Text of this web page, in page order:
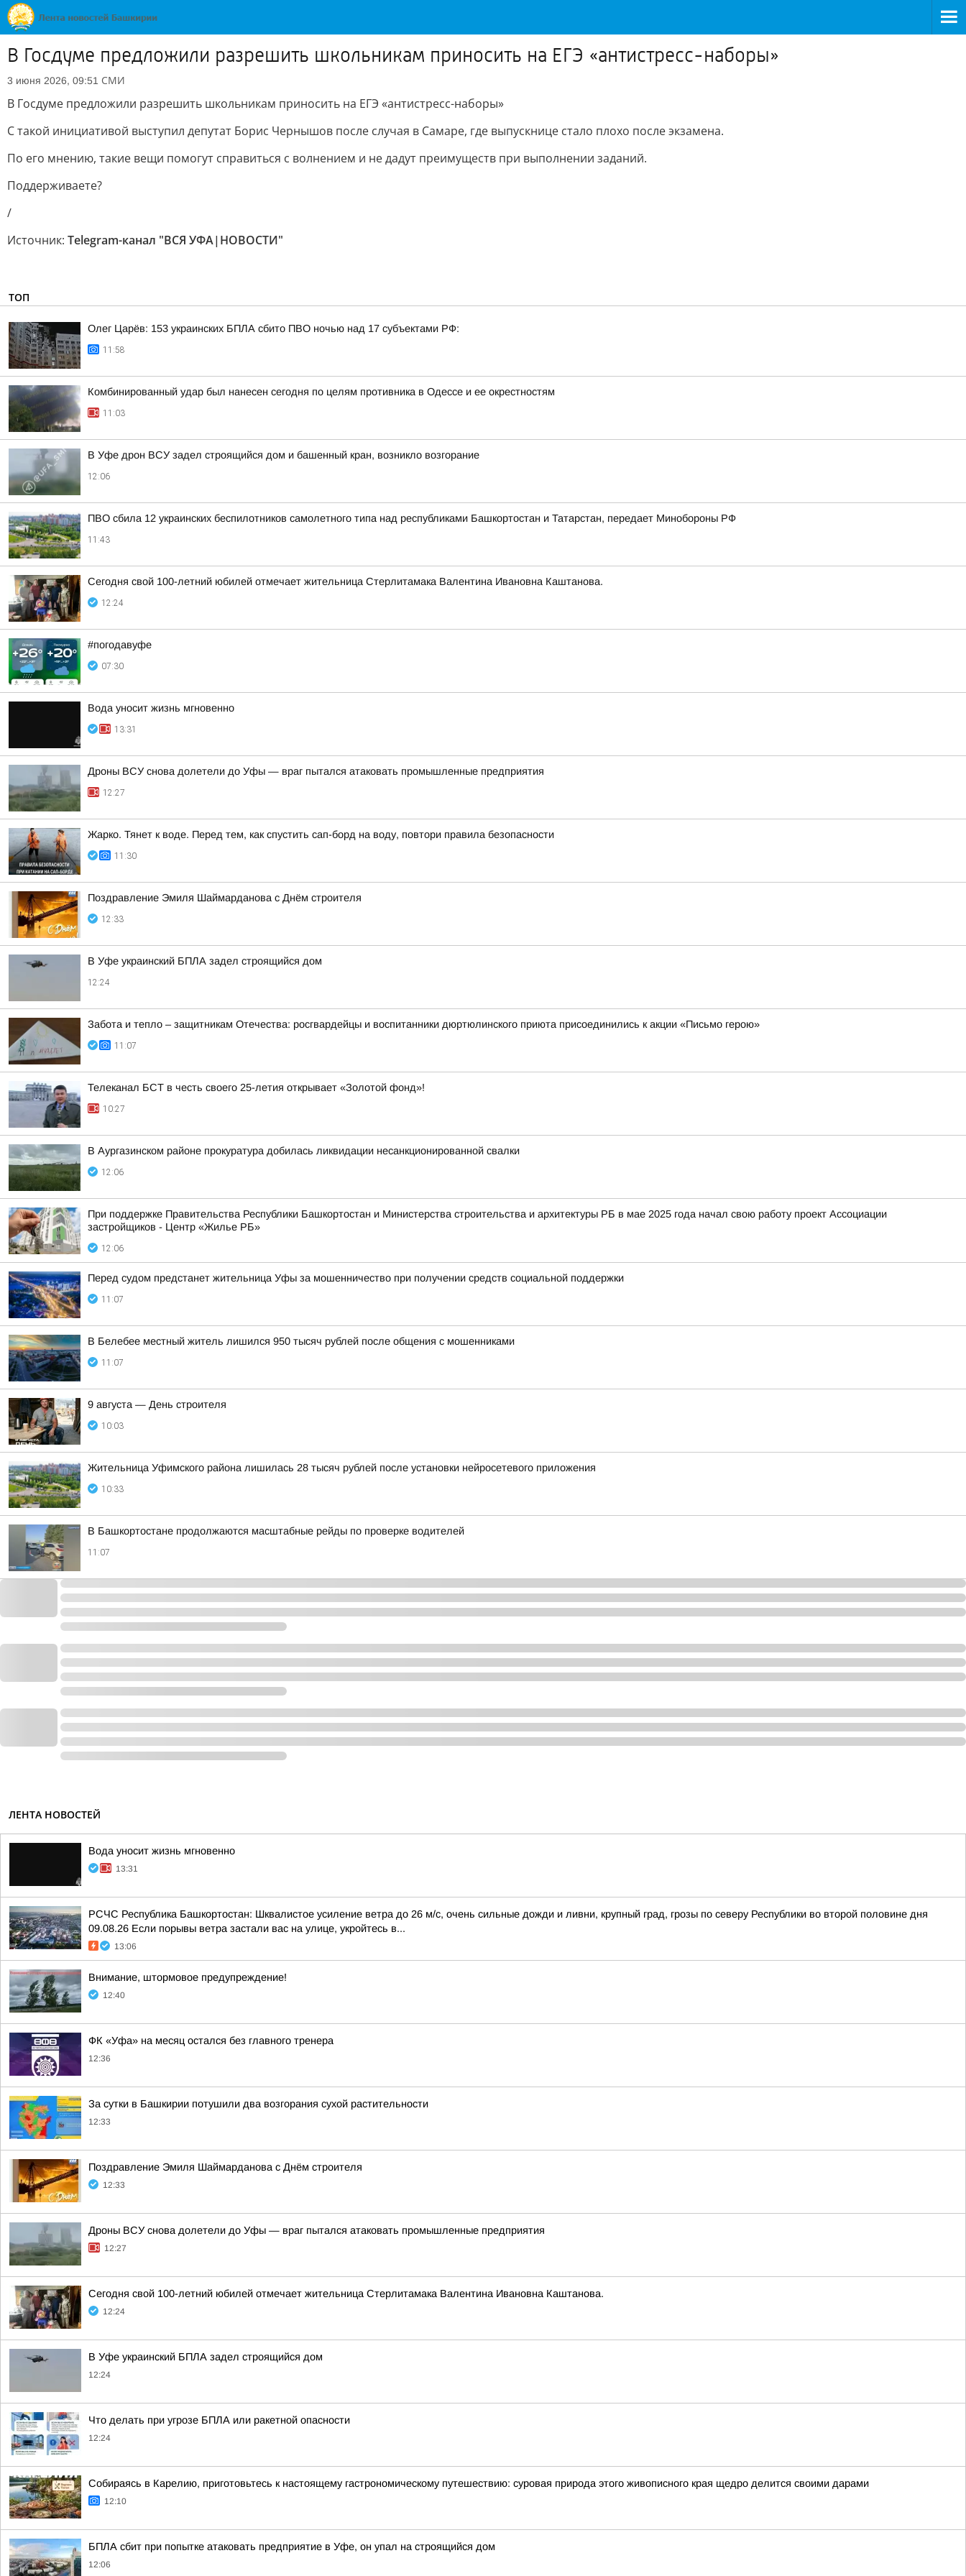
В Госдуме предложили разрешить школьникам приносить на ЕГЭ «антистресс-наборы»
3 июня 2026, 09:51 СМИ
В Госдуме предложили разрешить школьникам приносить на ЕГЭ «антистресс-наборы»
С такой инициативой выступил депутат Борис Чернышов после случая в Самаре, где выпускнице стало плохо после экзамена.
По его мнению, такие вещи помогут справиться с волнением и не дадут преимуществ при выполнении заданий.
Поддерживаете?
/
Источник: Telegram-канал "ВСЯ УФА|НОВОСТИ"
ТОП
Олег Царёв: 153 украинских БПЛА сбито ПВО ночью над 17 субъектами РФ:
11:58
Комбинированный удар был нанесен сегодня по целям противника в Одессе и ее окрестностям
11:03
В Уфе дрон ВСУ задел строящийся дом и башенный кран, возникло возгорание
12:06
ПВО сбила 12 украинских беспилотников самолетного типа над республиками Башкортостан и Татарстан, передает Минобороны РФ
11:43
Сегодня свой 100-летний юбилей отмечает жительница Стерлитамака Валентина Ивановна Каштанова.
12:24
#погодавуфе
07:30
Вода уносит жизнь мгновенно
13:31
Дроны ВСУ снова долетели до Уфы — враг пытался атаковать промышленные предприятия
12:27
Жарко. Тянет к воде. Перед тем, как спустить сап-борд на воду, повтори правила безопасности
11:30
Поздравление Эмиля Шаймарданова с Днём строителя
12:33
В Уфе украинский БПЛА задел строящийся дом
12:24
Забота и тепло – защитникам Отечества: росгвардейцы и воспитанники дюртюлинского приюта присоединились к акции «Письмо герою»
11:07
Телеканал БСТ в честь своего 25-летия открывает «Золотой фонд»!
10:27
В Аургазинском районе прокуратура добилась ликвидации несанкционированной свалки
12:06
При поддержке Правительства Республики Башкортостан и Министерства строительства и архитектуры РБ в мае 2025 года начал свою работу проект Ассоциации
застройщиков - Центр «Жилье РБ»
12:06
Перед судом предстанет жительница Уфы за мошенничество при получении средств социальной поддержки
11:07
В Белебее местный житель лишился 950 тысяч рублей после общения с мошенниками
11:07
9 августа — День строителя
10:03
Жительница Уфимского района лишилась 28 тысяч рублей после установки нейросетевого приложения
10:33
В Башкортостане продолжаются масштабные рейды по проверке водителей
11:07
ЛЕНТА НОВОСТЕЙ
Вода уносит жизнь мгновенно
13:31
РСЧС Республика Башкортостан: Шквалистое усиление ветра до 26 м/с, очень сильные дожди и ливни, крупный град, грозы по северу Республики во второй половине дня
09.08.26 Если порывы ветра застали вас на улице, укройтесь в...
13:06
Внимание, штормовое предупреждение!
12:40
ФК «Уфа» на месяц остался без главного тренера
12:36
За сутки в Башкирии потушили два возгорания сухой растительности
12:33
Поздравление Эмиля Шаймарданова с Днём строителя
12:33
Дроны ВСУ снова долетели до Уфы — враг пытался атаковать промышленные предприятия
12:27
Сегодня свой 100-летний юбилей отмечает жительница Стерлитамака Валентина Ивановна Каштанова.
12:24
В Уфе украинский БПЛА задел строящийся дом
12:24
Что делать при угрозе БПЛА или ракетной опасности
12:24
Собираясь в Карелию, приготовьтесь к настоящему гастрономическому путешествию: суровая природа этого живописного края щедро делится своими дарами
12:10
БПЛА сбит при попытке атаковать предприятие в Уфе, он упал на строящийся дом
12:06